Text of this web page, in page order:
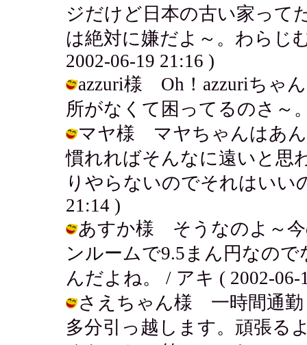
ジだけど日本の古い家って
は絶対に嫌だよ～。わらじ
2002-06-19 21:16 )
azzuri様 Oh！azzuriちゃ
所がなくて困ってるのさ～
マヤ様 マヤちゃんはあん
慣れればそんなに遠いと思
りやらないのでそれはいい
21:14 )
あすか様 そうなのよ～今
ンルームで9.5まん円なの
んだよね。 / アキ ( 2002-06-
さえちゃん様 一時間通勤
多分引っ越します。頑張る